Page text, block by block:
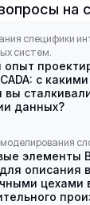
на
специфики
систем.
с
данных?
элементы
описания
цехами